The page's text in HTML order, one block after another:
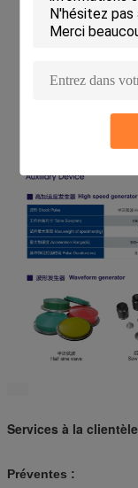
sont précises
L'utilisation du
frottement de frein de
d'accélération,
Services à la clientèle
Préventes :